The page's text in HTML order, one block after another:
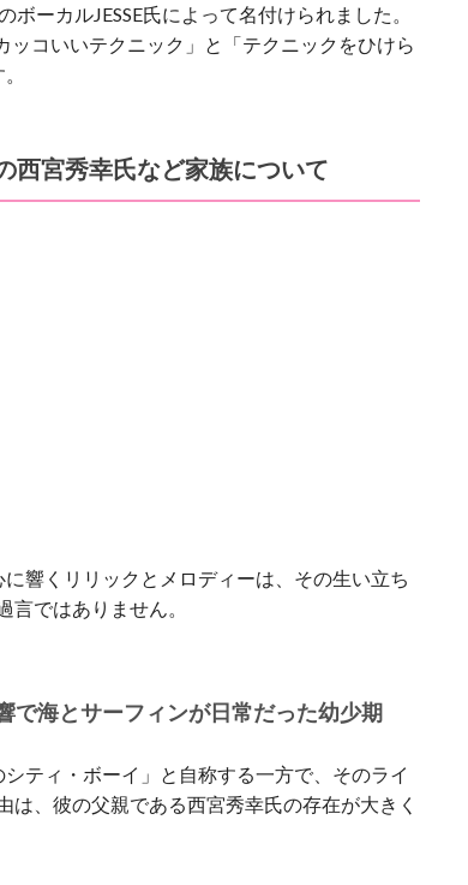
ボーカルJESSE氏によって名付けられました。
ッコいいテクニック」と「テクニックをひけら
西宮秀幸氏など家族について
響くリリックとメロディーは、その生い立ち
ではありません。
海とサーフィンが日常だった幼少期
ティ・ボーイ」と自称する一方で、そのライ
は、彼の父親である西宮秀幸氏の存在が大きく